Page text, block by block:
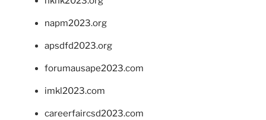
napm2023.org
apsdfd2023.org
forumausape2023.com
imkl2023.com
careerfaircsd2023.com